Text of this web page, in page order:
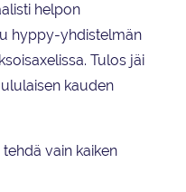
helpon
hyppy-yhdistelmän
Tulos jäi
kauden
vain kaiken